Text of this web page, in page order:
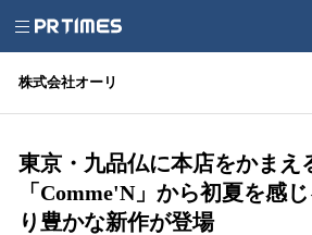
株式会社オーリ
東京・九品仏に本店をかまえ
「Comme'N」から初夏を感
り豊かな新作が登場